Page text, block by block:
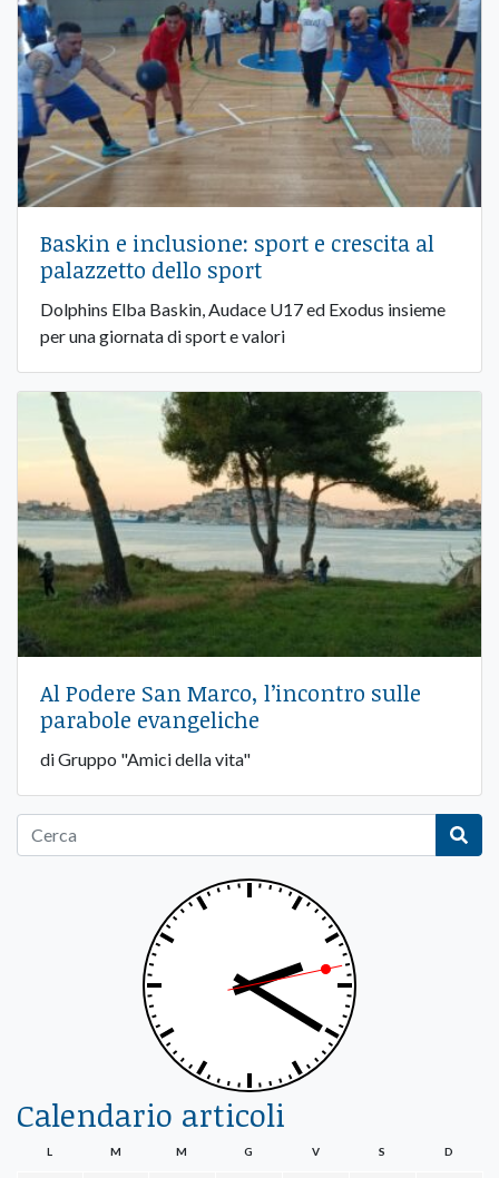
Baskin e inclusione: sport e crescita al
palazzetto dello sport
Dolphins Elba Baskin, Audace U17 ed Exodus insieme
per una giornata di sport e valori
Al Podere San Marco, l’incontro sulle
parabole evangeliche
di Gruppo "Amici della vita"
Calendario articoli
L M M G V S D